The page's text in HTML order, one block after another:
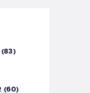
(83)
(60)